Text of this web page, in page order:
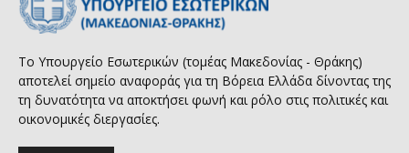
Το Υπουργείο Εσωτερικών (τομέας Μακεδονίας - Θράκης)
αποτελεί σημείο αναφοράς για τη Βόρεια Ελλάδα δίνοντας της
τη δυνατότητα να αποκτήσει φωνή και ρόλο στις πολιτικές και
οικονομικές διεργασίες.